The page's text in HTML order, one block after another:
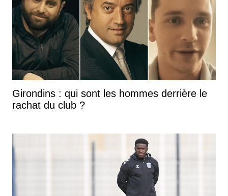
Girondins : qui sont les hommes derrière le
rachat du club ?